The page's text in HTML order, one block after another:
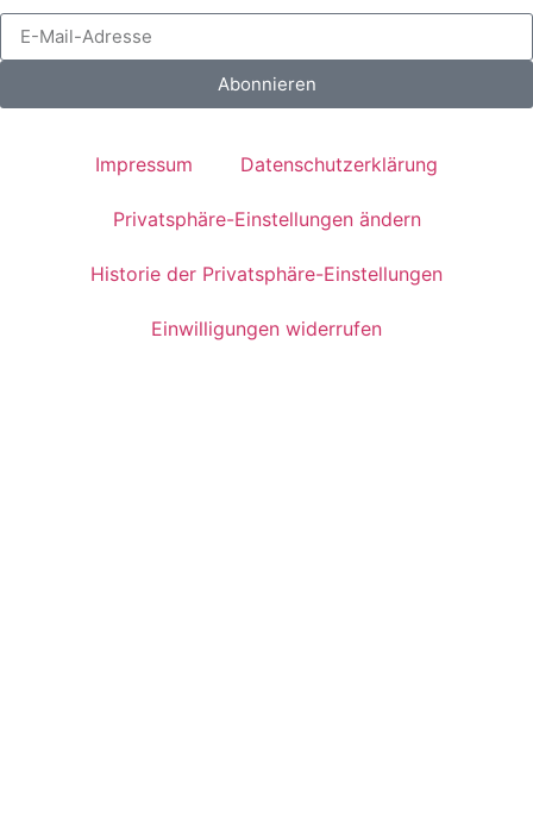
Abonnieren
Impressum Datenschutzerklärung
Privatsphäre-Einstellungen ändern
Historie der Privatsphäre-Einstellungen
Einwilligungen widerrufen